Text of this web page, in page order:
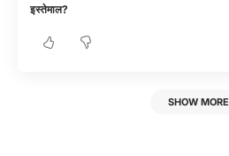
इस्तेमाल?
SHOW MORE